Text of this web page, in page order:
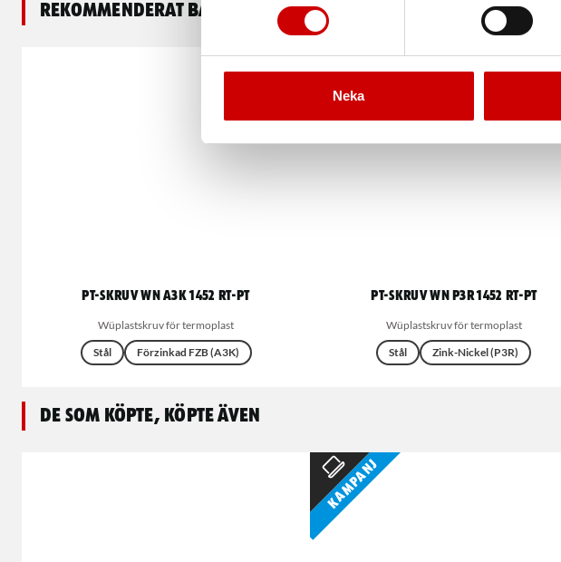
Neka
Rekommenderat baserat på vald produkt
PT-skruv WN A3K 1452 RT-PT
Wüplastskruv för termoplast
Stål
Förzinkad FZB (A3K)
PT-skruv WN P3R 1452 RT-PT
Wüplastskruv för termoplast
Stål
Zink-Nickel (P3R)
De som köpte, köpte även
Kampanj